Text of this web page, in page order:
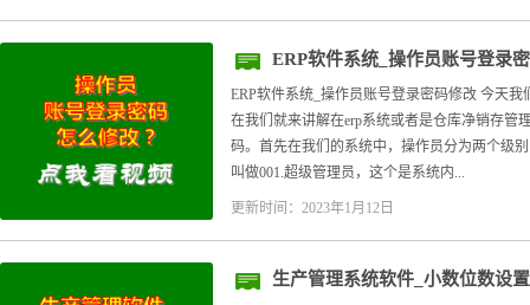
ERP软件系统_操作员账号登录
ERP软件系统_操作员账号登录密码修改 今天
在我们就来讲解在erp系统或者是仓库净销存管
码。首先在我们的系统中，操作员分为两个级
叫做001.超级管理员，这个是系统内...
更新时间：2023年1月12日
生产管理系统软件_小数位数设置